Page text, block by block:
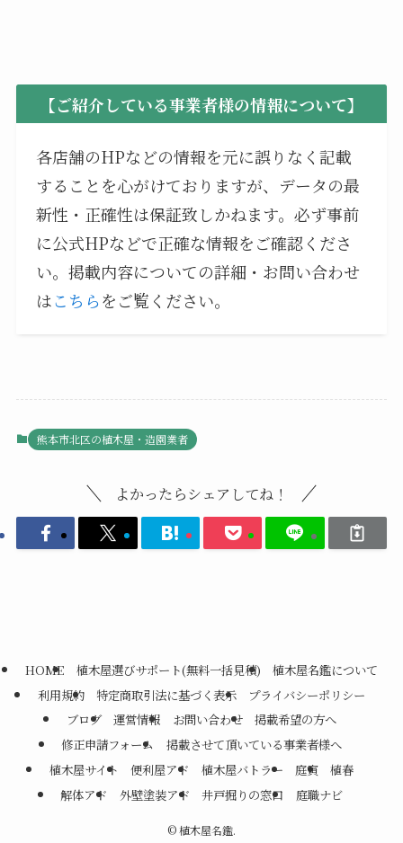
【ご紹介している事業者様の情報について】
各店舗のHPなどの情報を元に誤りなく記載
することを心がけておりますが、データの最
新性・正確性は保証致しかねます。必ず事前
に公式HPなどで正確な情報をご確認くださ
い。掲載内容についての詳細・お問い合わせ
はこちらをご覧ください。
熊本市北区の植木屋・造園業者
よかったらシェアしてね！
HOME 植木屋選びサポート(無料一括見積)
植木屋名鑑について
利用規約
特定商取引法に基づく表示
プライバシーポリシー
ブログ
運営情報 お問い合わせ
掲載希望の方へ
修正申請フォーム
掲載させて頂いている事業者様へ
植木屋サイト
便利屋アド 植木屋バトラー 庭寅
植春
解体アド
外壁塗装アド 井戸掘りの窓口 庭職ナビ
©植木屋名鑑.